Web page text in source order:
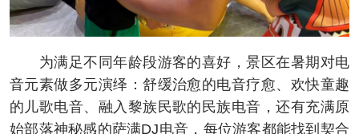
为满足不同年龄段游客的喜好，景区在暑期对电
音元素做多元演绎：舒缓治愈的电音疗愈、欢快童趣
的儿歌电音、融入黎族民歌的民族电音，还有充满原
始部落神秘感的萨满DJ电音，每位游客都能找到契合